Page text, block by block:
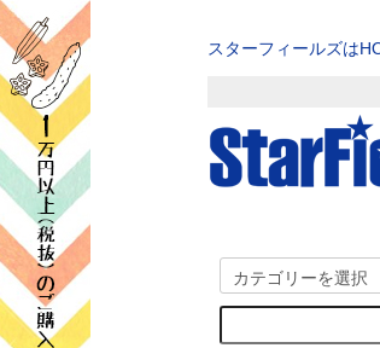
スターフィールズは